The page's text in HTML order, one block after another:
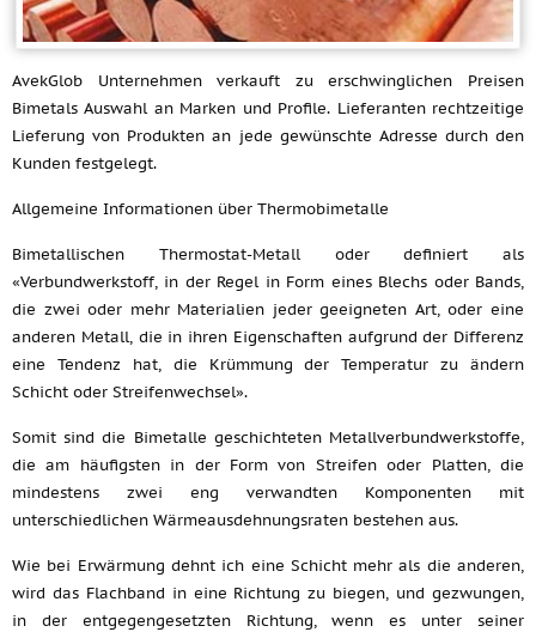
AvekGlob Unternehmen verkauft zu erschwinglichen Preisen
Bimetals Auswahl an Marken und Profile. Lieferanten rechtzeitige
Lieferung von Produkten an jede gewünschte Adresse durch den
Kunden festgelegt.
Allgemeine Informationen über Thermobimetalle
Bimetallischen Thermostat-Metall oder definiert als
«Verbundwerkstoff, in der Regel in Form eines Blechs oder Bands,
die zwei oder mehr Materialien jeder geeigneten Art, oder eine
anderen Metall, die in ihren Eigenschaften aufgrund der Differenz
eine Tendenz hat, die Krümmung der Temperatur zu ändern
Schicht oder Streifenwechsel».
Somit sind die Bimetalle geschichteten Metallverbundwerkstoffe,
die am häufigsten in der Form von Streifen oder Platten, die
mindestens zwei eng verwandten Komponenten mit
unterschiedlichen Wärmeausdehnungsraten bestehen aus.
Wie bei Erwärmung dehnt ich eine Schicht mehr als die anderen,
wird das Flachband in eine Richtung zu biegen, und gezwungen,
in der entgegengesetzten Richtung, wenn es unter seiner